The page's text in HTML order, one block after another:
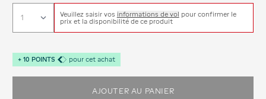
Veuillez saisir vos informations de vol pour confirmer le
prix et la disponibilité de ce produit
+ 10 POINTS pour cet achat
AJOUTER AU PANIER